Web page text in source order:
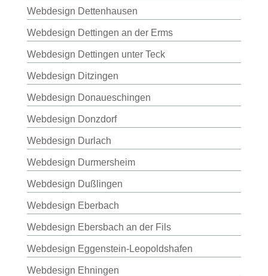
Webdesign Dettenhausen
Webdesign Dettingen an der Erms
Webdesign Dettingen unter Teck
Webdesign Ditzingen
Webdesign Donaueschingen
Webdesign Donzdorf
Webdesign Durlach
Webdesign Durmersheim
Webdesign Dußlingen
Webdesign Eberbach
Webdesign Ebersbach an der Fils
Webdesign Eggenstein-Leopoldshafen
Webdesign Ehningen